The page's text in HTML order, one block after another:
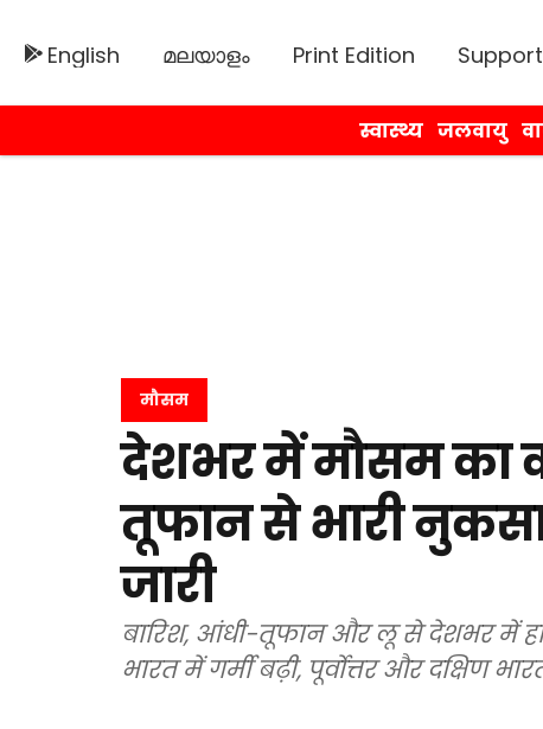
English മലയാളം Print Edition
स्वास्थ्य जलवायु
मौसम
देशभर में मौसम का
तूफान से भारी
जारी
बारिश, आंधी-तूफान और लू से देशभर में
भारत में गर्मी बढ़ी, पूर्वोत्तर और दक्षिण